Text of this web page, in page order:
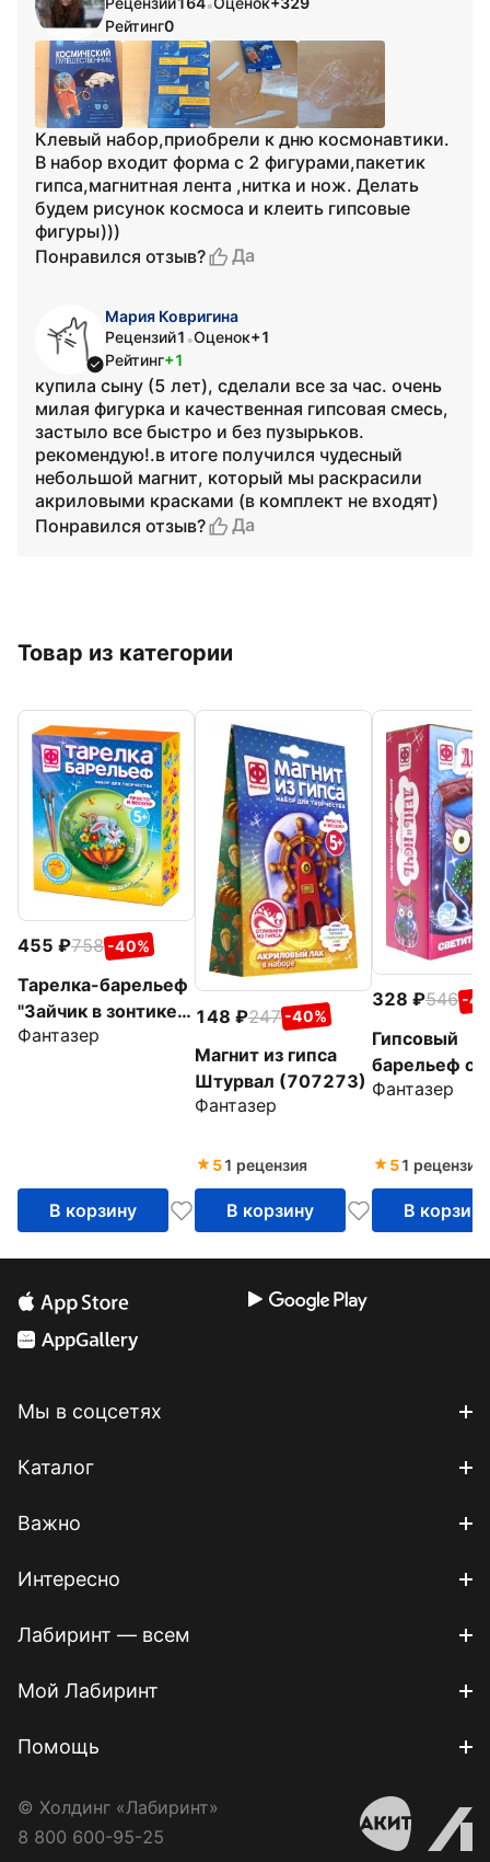
•
Рейтинг0
Клевый набор,приобрели к дню космонавтики.
В набор входит форма с 2 фигурами,пакетик
гипса,магнитная лента ,нитка и нож. Делать
будем рисунок космоса и клеить гипсовые
фигуры)))
Понравился отзыв?
Да
Мария Ковригина
Рецензий1 •Оценок+1
Рейтинг+1
купила сыну (5 лет), сделали все за час. очень
милая фигурка и качественная гипсовая смесь,
застыло все быстро и без пузырьков.
рекомендую!.в итоге получился чудесный
небольшой магнит, который мы раскрасили
акриловыми красками (в комплект не входят)
Понравился отзыв?
Да
Товар из категории
455 758 -40%
Тарелка-барельеф
"Зайчик в зонтике"
(717203)
Фантазер
В корзину
148 247 -40%
Магнит из гипса
Штурвал (707273)
Фантазер
51 рецензия
В корзину
328 546 -
Гипсовый
барельеф с
"Сова"
Фантазер
51 рецензия
В корзину
Мы в соцсетях
Каталог
Важно
Интересно
Лабиринт — всем
Мой Лабиринт
Помощь
© Холдинг «Лабиринт»
8 800 600-95-25